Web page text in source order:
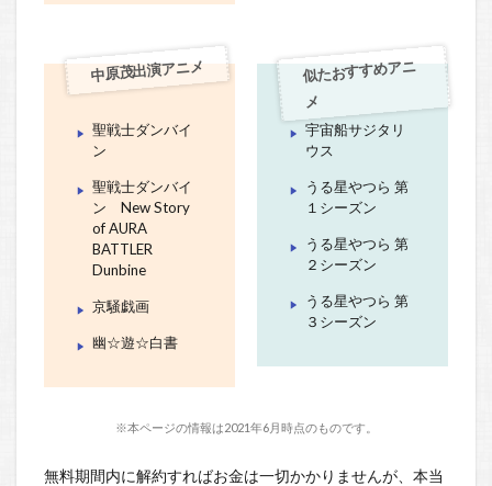
中原茂出演アニメ
聖戦士ダンバイ
ン
聖戦士ダンバイ
ン New Story
of AURA
BATTLER
Dunbine
京騒戯画
幽☆遊☆白書
似たおすすめアニ
メ
宇宙船サジタリ
ウス
うる星やつら 第
１シーズン
うる星やつら 第
２シーズン
うる星やつら 第
３シーズン
※本ページの情報は2021年6月時点のものです。
無料期間内に解約すればお金は一切かかりませんが、本当